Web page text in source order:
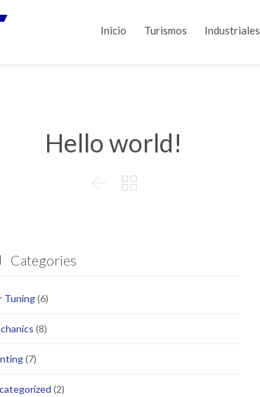
Inicio Turismos Industriales
Hello world!
 
Categories
Tuning(6)
(8)
(7)
(2)